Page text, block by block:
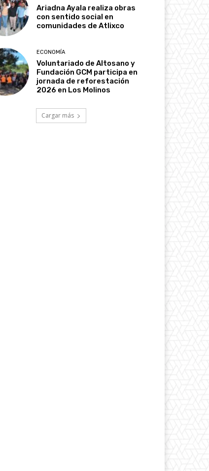
Ariadna Ayala realiza obras
con sentido social en
comunidades de Atlixco
ECONOMÍA
Voluntariado de Altosano y
Fundación GCM participa en
jornada de reforestación
2026 en Los Molinos
Cargar más